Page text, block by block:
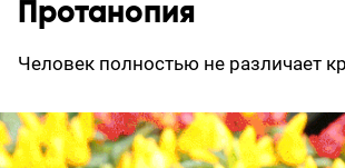
Протанопия
Человек полностью не различает